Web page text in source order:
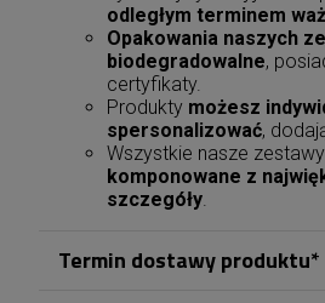
odległym terminem
Opakowania naszych
biodegradowalne,
certyfikaty.
Produkty możesz
spersonalizować,
Wszystkie nasze
komponowane z
szczegóły.
Termin dostawy produktu*